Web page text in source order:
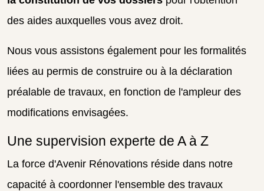
des aides auxquelles vous avez droit.
Nous vous assistons également pour les formalités
liées au permis de construire ou à la déclaration
préalable de travaux, en fonction de l'ampleur des
modifications envisagées.
Une supervision experte de A à Z
La force d'Avenir Rénovations réside dans notre
capacité à coordonner l'ensemble des travaux